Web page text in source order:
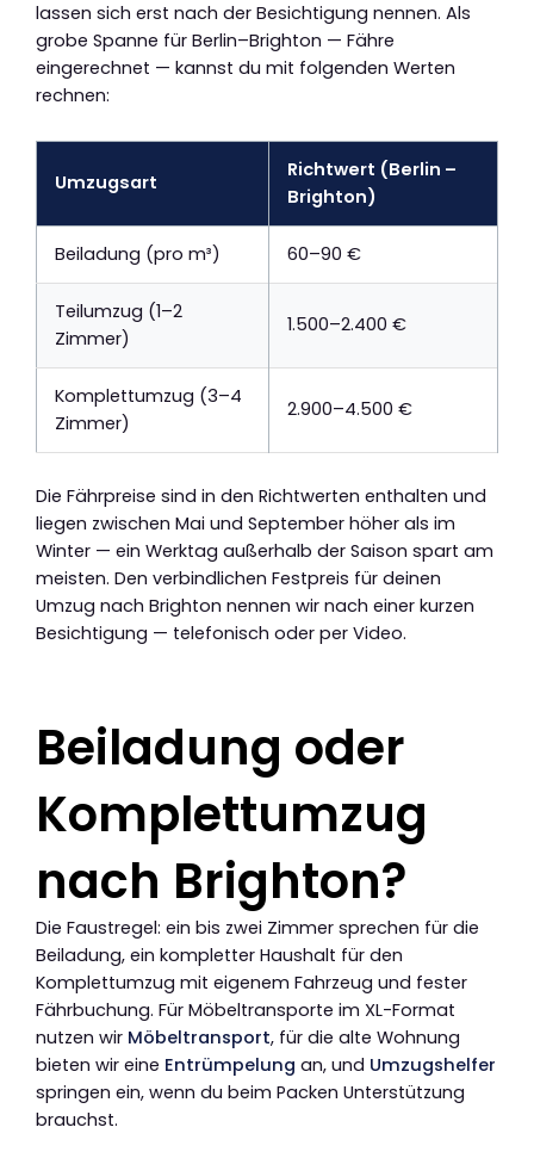
lassen sich erst nach der Besichtigung nennen. Als
grobe Spanne für Berlin–Brighton — Fähre
eingerechnet — kannst du mit folgenden Werten
rechnen:
Umzugsart
Richtwert (Berlin –
Brighton)
Beiladung (pro m³) 60–90 €
Teilumzug (1–2
Zimmer)
1.500–2.400 €
Komplettumzug (3–4
Zimmer)
2.900–4.500 €
Die Fährpreise sind in den Richtwerten enthalten und
liegen zwischen Mai und September höher als im
Winter — ein Werktag außerhalb der Saison spart am
meisten. Den verbindlichen Festpreis für deinen
Umzug nach Brighton nennen wir nach einer kurzen
Besichtigung — telefonisch oder per Video.
Beiladung oder
Komplettumzug
nach Brighton?
Die Faustregel: ein bis zwei Zimmer sprechen für die
Beiladung, ein kompletter Haushalt für den
Komplettumzug mit eigenem Fahrzeug und fester
Fährbuchung. Für Möbeltransporte im XL-Format
nutzen wir Möbeltransport, für die alte Wohnung
bieten wir eine Entrümpelung an, und Umzugshelfer
springen ein, wenn du beim Packen Unterstützung
brauchst.